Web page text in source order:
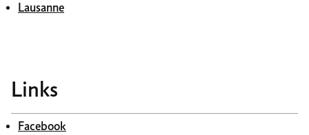
Lausanne
Links
Facebook